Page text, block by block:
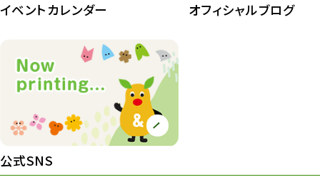
イベントカレンダー オフィシャルブログ
公式SNS